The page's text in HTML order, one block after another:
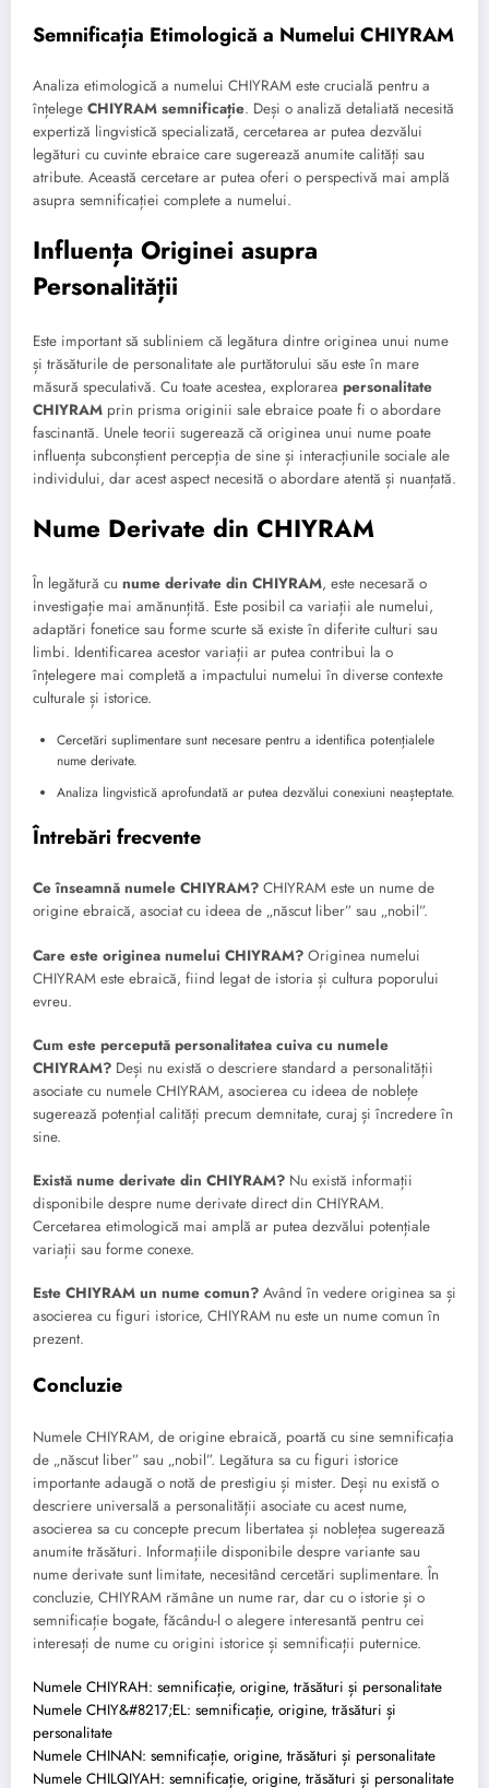
Semnificația Etimologică a Numelui CHIYRAM
Analiza etimologică a numelui CHIYRAM este crucială pentru a
înțelege CHIYRAM semnificație. Deși o analiză detaliată necesită
expertiză lingvistică specializată, cercetarea ar putea dezvălui
legături cu cuvinte ebraice care sugerează anumite calități sau
atribute. Această cercetare ar putea oferi o perspectivă mai amplă
asupra semnificației complete a numelui.
Influența Originei asupra
Personalității
Este important să subliniem că legătura dintre originea unui nume
și trăsăturile de personalitate ale purtătorului său este în mare
măsură speculativă. Cu toate acestea, explorarea personalitate
CHIYRAM prin prisma originii sale ebraice poate fi o abordare
fascinantă. Unele teorii sugerează că originea unui nume poate
influența subconștient percepția de sine și interacțiunile sociale ale
individului, dar acest aspect necesită o abordare atentă și nuanțată.
Nume Derivate din CHIYRAM
În legătură cu nume derivate din CHIYRAM, este necesară o
investigație mai amănunțită. Este posibil ca variații ale numelui,
adaptări fonetice sau forme scurte să existe în diferite culturi sau
limbi. Identificarea acestor variații ar putea contribui la o
înțelegere mai completă a impactului numelui în diverse contexte
culturale și istorice.
Cercetări suplimentare sunt necesare pentru a identifica potențialele
nume derivate.
Analiza lingvistică aprofundată ar putea dezvălui conexiuni neașteptate.
Întrebări frecvente
Ce înseamnă numele CHIYRAM? CHIYRAM este un nume de
origine ebraică, asociat cu ideea de „născut liber” sau „nobil”.
Care este originea numelui CHIYRAM? Originea numelui
CHIYRAM este ebraică, fiind legat de istoria și cultura poporului
evreu.
Cum este percepută personalitatea cuiva cu numele
CHIYRAM? Deși nu există o descriere standard a personalității
asociate cu numele CHIYRAM, asocierea cu ideea de noblețe
sugerează potențial calități precum demnitate, curaj și încredere în
sine.
Există nume derivate din CHIYRAM? Nu există informații
disponibile despre nume derivate direct din CHIYRAM.
Cercetarea etimologică mai amplă ar putea dezvălui potențiale
variații sau forme conexe.
Este CHIYRAM un nume comun? Având în vedere originea sa și
asocierea cu figuri istorice, CHIYRAM nu este un nume comun în
prezent.
Concluzie
Numele CHIYRAM, de origine ebraică, poartă cu sine semnificația
de „născut liber” sau „nobil”. Legătura sa cu figuri istorice
importante adaugă o notă de prestigiu și mister. Deși nu există o
descriere universală a personalității asociate cu acest nume,
asocierea sa cu concepte precum libertatea și noblețea sugerează
anumite trăsături. Informațiile disponibile despre variante sau
nume derivate sunt limitate, necesitând cercetări suplimentare. În
concluzie, CHIYRAM rămâne un nume rar, dar cu o istorie și o
semnificație bogate, făcându-l o alegere interesantă pentru cei
interesați de nume cu origini istorice și semnificații puternice.
Numele CHIYRAH: semnificație, origine, trăsături și personalitate
Numele CHIY&#8217;EL: semnificație, origine, trăsături și
personalitate
Numele CHINAN: semnificație, origine, trăsături și personalitate
Numele CHILQIYAH: semnificație, origine, trăsături și personalitate